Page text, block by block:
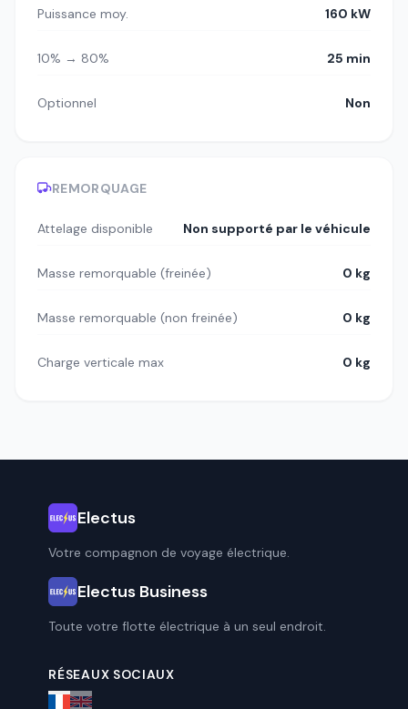
Puissance moy. 160 kW
10% → 80% 25 min
Optionnel Non
REMORQUAGE
Attelage disponible Non supporté par le véhicule
Masse remorquable (freinée) 0 kg
Masse remorquable (non freinée) 0 kg
Charge verticale max 0 kg
Electus
Votre compagnon de voyage électrique.
Electus Business
Toute votre flotte électrique à un seul endroit.
RÉSEAUX SOCIAUX